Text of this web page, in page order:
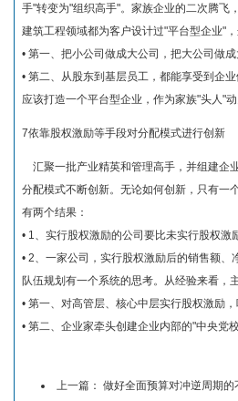
手"转变为"组织高手"。家族企业的二次腾飞
建筑工程领域都为客户设计过"平台型企业"
• 第一、把小公司做成大公司，把大公司做成
• 第二、从股东到基层员工，都能享受到企
应该打造一个平台型企业，作为家族"头人"
7依靠股权激励等手段对分配模式进行创新
汇聚一批产业精英和管理高手，并组建企
分配模式不断创新。无论如何创新，只有一
有两个结果：
• 1、实行股权激励的公司要比未实行股权激
• 2、一家公司，实行股权激励后的销售额
队伍规划有一个系统的思考。从经验来看，
• 第一、对高管层、核心中层实行股权激励
• 第二、企业家牵头创建企业内部的"中央党
上一篇： 做好全面预算对冲逆周期的